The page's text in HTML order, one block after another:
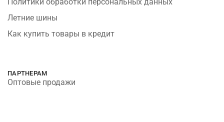
Летние шины
Как купить товары в кредит
ПАРТНЕРАМ
Оптовые продажи